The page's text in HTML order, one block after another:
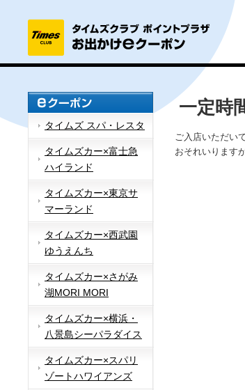
タイムズ スパ・レスタ
タイムズカー×富士急
ハイランド
タイムズカー×東京サ
マーランド
タイムズカー×西武園
ゆうえんち
タイムズカー×さがみ
湖MORI MORI
タイムズカー×横浜・
八景島シーパラダイス
タイムズカー×スパリ
ゾートハワイアンズ
一定時
ご入店いただい
おそれいります